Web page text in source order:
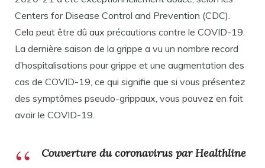
Centers for Disease Control and Prevention (CDC).
Cela peut être dû aux précautions contre le COVID-19.
La dernière saison de la grippe a vu un nombre record
d’hospitalisations pour grippe et une augmentation des
cas de COVID-19, ce qui signifie que si vous présentez
des symptômes pseudo-grippaux, vous pouvez en fait
avoir le COVID-19.
Couverture du coronavirus par Healthline